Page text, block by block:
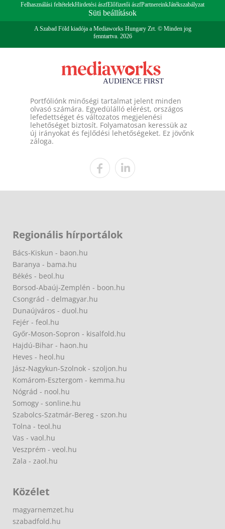
Felhasználási feltételekHirdetési ászfElőfizetői ászfPartnereinkJátékszabályzat
Süti beállítások
A Szabad Föld kiadója a Mediaworks Hungary Zrt. © Minden jog
fenntartva. 2026
Portfóliónk minőségi tartalmat jelent minden
olvasó számára. Egyedülálló elérést, országos
lefedettséget és változatos megjelenési
lehetőséget biztosít. Folyamatosan keressük az
új irányokat és fejlődési lehetőségeket. Ez jövőnk
záloga.
Regionális hírportálok
Bács-Kiskun - baon.hu
Baranya - bama.hu
Békés - beol.hu
Borsod-Abaúj-Zemplén - boon.hu
Csongrád - delmagyar.hu
Dunaújváros - duol.hu
Fejér - feol.hu
Győr-Moson-Sopron - kisalfold.hu
Hajdú-Bihar - haon.hu
Heves - heol.hu
Jász-Nagykun-Szolnok - szoljon.hu
Komárom-Esztergom - kemma.hu
Nógrád - nool.hu
Somogy - sonline.hu
Szabolcs-Szatmár-Bereg - szon.hu
Tolna - teol.hu
Vas - vaol.hu
Veszprém - veol.hu
Zala - zaol.hu
Közélet
magyarnemzet.hu
szabadfold.hu